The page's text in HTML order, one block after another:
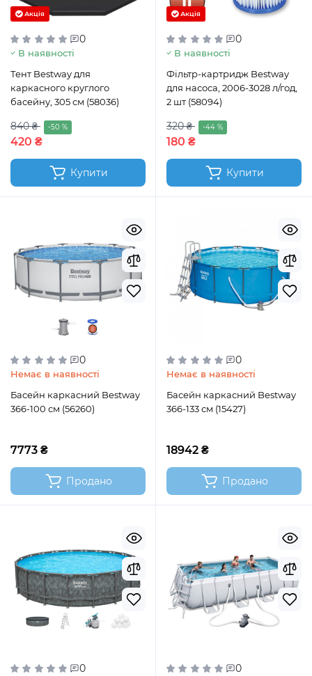
Акція
0
В наявності
Тент Bestway для
каркасного круглого
басейну, 305 см (58036)
840 ₴ -50 %
420 ₴
Купити
Акція
0
В наявності
Фільтр-картридж Bestway
для насоса, 2006-3028 л/год,
2 шт (58094)
320 ₴ -44 %
180 ₴
Купити
0
Немає в наявності
Басейн каркасний Bestway
366-100 см (56260)
7773 ₴
Продано
0
Немає в наявності
Басейн каркасний Bestway
366-133 см (15427)
18942 ₴
Продано
0 0